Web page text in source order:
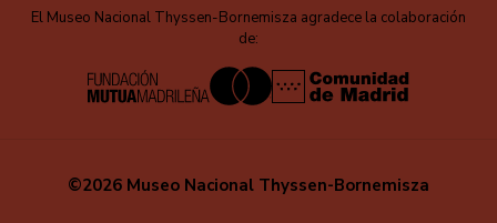
El Museo Nacional Thyssen-Bornemisza agradece la colaboración
de:
©2026 Museo Nacional Thyssen-Bornemisza